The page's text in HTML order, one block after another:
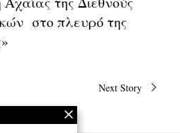
στο πλευρό της
Next Story